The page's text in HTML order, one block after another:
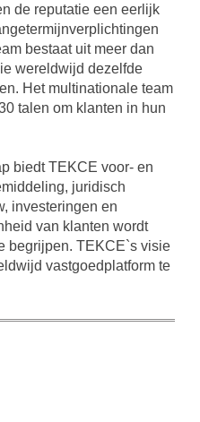
de reputatie een eerlijk
bestaat uit meer dan
wereldwijd dezelfde
Het multinationale team
talen om klanten in hun
biedt TEKCE voor- en
juridisch
investeringen en
van klanten wordt
begrijpen. TEKCE`s visie
vastgoedplatform te